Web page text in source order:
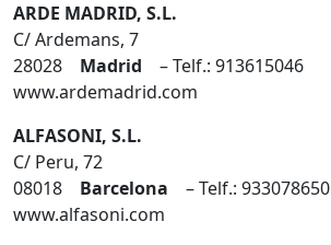
ARDE MADRID, S.L.
C/ Ardemans, 7
28028 Madrid – Telf.: 913615046
www.ardemadrid.com
ALFASONI, S.L.
C/ Peru, 72
08018 Barcelona – Telf.: 933078650
www.alfasoni.com